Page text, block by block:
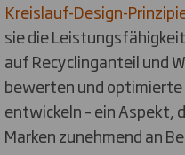
Kreislauf-Design-
sie die
auf Recyclinganteil und
bewerten und
entwickeln – ein
Marken zunehmend an